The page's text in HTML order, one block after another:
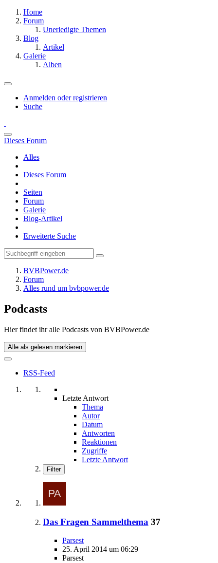
Home
Forum
Unerledigte Themen
Blog
Artikel
Galerie
Alben
Anmelden oder registrieren
Suche
Dieses Forum
Alles
Dieses Forum
Seiten
Forum
Galerie
Blog-Artikel
Erweiterte Suche
BVBPower.de
Forum
Alles rund um bvbpower.de
Podcasts
Hier findet ihr alle Podcasts von BVBPower.de
Alle als gelesen markieren
RSS-Feed
Letzte Antwort
Thema
Autor
Datum
Antworten
Reaktionen
Zugriffe
Letzte Antwort
Filter
Das Fragen Sammelthema 37
Parsest
25. April 2014 um 06:29
Parsest